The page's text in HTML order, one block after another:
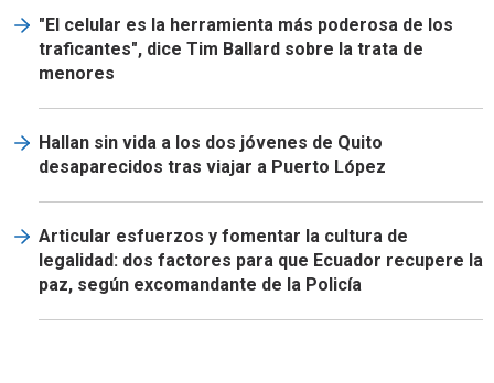
"El celular es la herramienta más poderosa de los
traficantes", dice Tim Ballard sobre la trata de
menores
Hallan sin vida a los dos jóvenes de Quito
desaparecidos tras viajar a Puerto López
Articular esfuerzos y fomentar la cultura de
legalidad: dos factores para que Ecuador recupere la
paz, según excomandante de la Policía